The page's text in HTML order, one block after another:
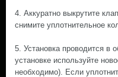
4. Аккуратно выкрутите
снимите уплотнительное
5. Установка проводится в
установке используйте
необходимо). Если